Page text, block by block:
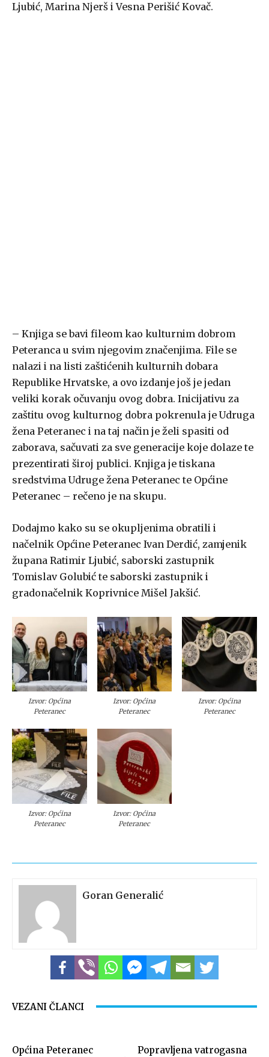
Ljubić, Marina Njerš i Vesna Perišić Kovač.
– Knjiga se bavi fileom kao kulturnim dobrom
Peteranca u svim njegovim značenjima. File se
nalazi i na listi zaštićenih kulturnih dobara
Republike Hrvatske, a ovo izdanje još je jedan
veliki korak očuvanju ovog dobra. Inicijativu za
zaštitu ovog kulturnog dobra pokrenula je Udruga
žena Peteranec i na taj način je želi spasiti od
zaborava, sačuvati za sve generacije koje dolaze te
prezentirati široj publici. Knjiga je tiskana
sredstvima Udruge žena Peteranec te Općine
Peteranec – rečeno je na skupu.
Dodajmo kako su se okupljenima obratili i
načelnik Općine Peteranec Ivan Derdić, zamjenik
župana Ratimir Ljubić, saborski zastupnik
Tomislav Golubić te saborski zastupnik i
gradonačelnik Koprivnice Mišel Jakšić.
Izvor: Općina
Peteranec
Izvor: Općina
Peteranec
Izvor: Općina
Peteranec
Izvor: Općina
Peteranec
Izvor: Općina
Peteranec
Goran Generalić
VEZANI ČLANCI
Općina Peteranec
Popravljena vatrogasna